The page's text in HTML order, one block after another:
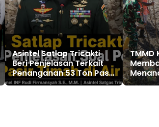
Asintel Satlap Tricakti
Beri Penjelasan Terkait
Penanganan 53 Ton Pasir
Timah di Air Merbau
TMMD
Melalui